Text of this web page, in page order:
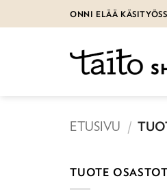
to
ONNI ELÄÄ
ETUSIVU /
TUOTE OSASTOT